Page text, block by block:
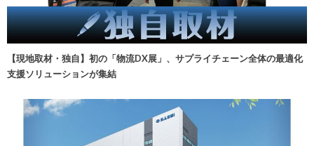
【現地取材・独自】初の「物流DX展」、サプライチェーン全体の最適化
支援ソリューションが集結